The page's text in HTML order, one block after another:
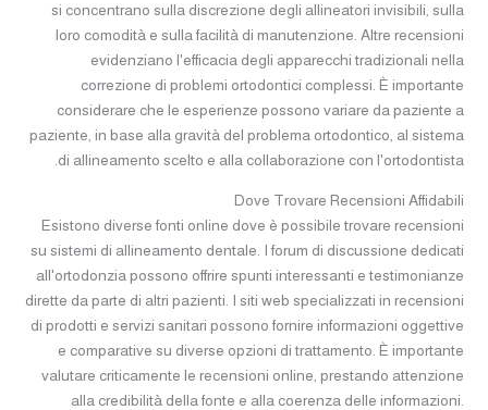
si concentrano sulla discrezione degli allineatori invisibili, sulla
loro comodità e sulla facilità di manutenzione. Altre recensioni
evidenziano l'efficacia degli apparecchi tradizionali nella
correzione di problemi ortodontici complessi. È importante
considerare che le esperienze possono variare da paziente a
paziente, in base alla gravità del problema ortodontico, al sistema
di allineamento scelto e alla collaborazione con l'ortodontista.
Dove Trovare Recensioni Affidabili
Esistono diverse fonti online dove è possibile trovare recensioni
su sistemi di allineamento dentale. I forum di discussione dedicati
all'ortodonzia possono offrire spunti interessanti e testimonianze
dirette da parte di altri pazienti. I siti web specializzati in recensioni
di prodotti e servizi sanitari possono fornire informazioni oggettive
e comparative su diverse opzioni di trattamento. È importante
valutare criticamente le recensioni online, prestando attenzione
alla credibilità della fonte e alla coerenza delle informazioni.